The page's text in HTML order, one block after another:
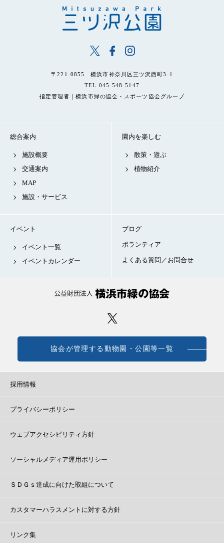
〒221-0855 横浜市神奈川区三ツ沢西町3-1
TEL 045-548-5147
指定管理者｜横浜市緑の協会・スポーツ協会グループ
総合案内
施設概要
交通案内
MAP
施設・サービス
園内を楽しむ
散策・遊ぶ
植物紹介
イベント
イベント一覧
イベントカレンダー
ブログ
ボランティア
よくある質問／お問合せ
協会が管理する動物園・公園等一覧
採用情報
プライバシーポリシー
ウェブアクセシビリティ方針
ソーシャルメディア運用ポリシー
ＳＤＧｓ達成に向けた取組について
カスタマーハラスメントに対する方針
リンク集